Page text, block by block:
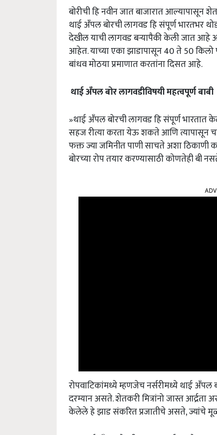
बोरीची हि नवीन जात बाजारात आल्यापासून
थाई अँपल बोरची लागवड हि संपूर्ण भारतभर
देखील याची लागवड बऱ्यापैकी केली जात आहे
आहेत. याच्या एका झाडापासून 40 ते 50
बांधव मोठया प्रमाणात करतांना दिसत आहे.
थाईअँपलबोरलागवडीविषयीमहत्वपूर्णबाबी
»थाई अँपल बोरची लागवड हि संपूर्ण भारतात
सहज रीत्या करता येऊ शकते आणि त्यापासून
फक्त ज्या जमिनीत पाणी साचते अशा ठिकाणी
बोरच्या रोप तयार करण्यासाठी कोणतेही बी
रोपवाटिकांमध्ये म्हणजेच नर्सरीमध्ये थाई
दरम्यान असते. शेतकरी मित्रांनो जास्त
केलेले हे झाड संकरित प्रजातीचे असते, ज्यांचे